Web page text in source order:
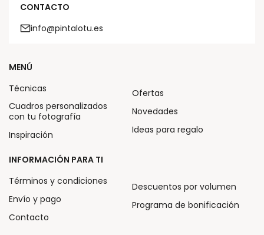
CONTACTO
info@pintalotu.es
MENÚ
Técnicas
Cuadros personalizados
con tu fotografía
Inspiración
Ofertas
Novedades
Ideas para regalo
INFORMACIÓN PARA TI
Términos y condiciones
Envío y pago
Contacto
Descuentos por volumen
Programa de bonificación